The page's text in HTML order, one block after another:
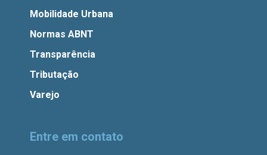
Mobilidade Urbana
Normas ABNT
Transparência
Tributação
Varejo
Entre em contato